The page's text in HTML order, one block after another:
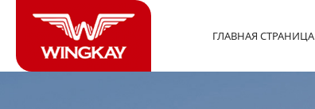
ГЛАВНАЯ СТРАНИЦА